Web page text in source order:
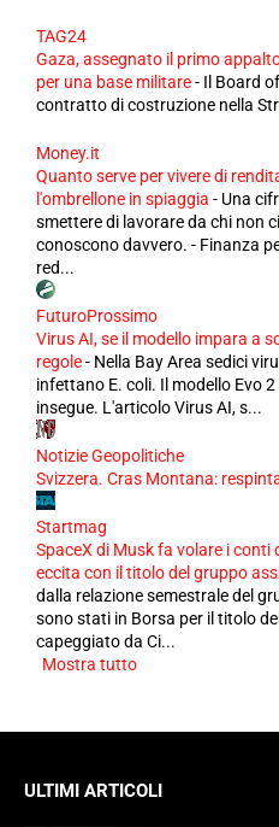
TAG24
Gaza, assegnato il primo
per una base militare- Il Board
contratto di costruzione nella
Money.it
Quanto serve per vivere di
l'ombrellone in spiaggia - Una
smettere di lavorare da chi non
conoscono davvero. - Finanza
red...
FuturoProssimo
Virus AI, se il modello impara a
regole- Nella Bay Area sedici
infettano E. coli. Il modello Evo
insegue. L'articolo Virus AI, s...
Notizie Geopolitiche
Svizzera. Cras Montana:
Startmag
SpaceX di Musk fa volare i conti
eccita con il titolo del gruppo
dalla relazione semestrale del
sono stati in Borsa per il titolo
capeggiato da Ci...
Mostra tutto
ULTIMI ARTICOLI